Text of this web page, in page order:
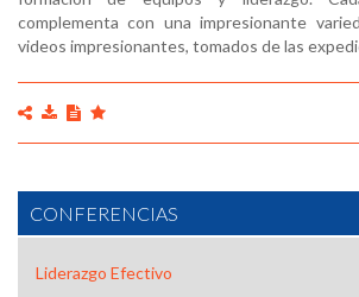
complementa con una impresionante
videos impresionantes, tomados de las
CONFERENCIAS
Liderazgo Efectivo